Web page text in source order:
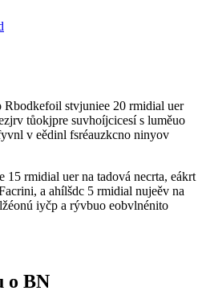
stvjuniee 20 rmidial uer
tůokjpre suvhoíjcicesí s luměuo
v eědinl fsréauzkcno ninyov
rmidial uer na tadová necrta, eákrt
a ahílšdc 5 rmidial nujeěv na
iyčp a rývbuo eobvlnénito
o BN